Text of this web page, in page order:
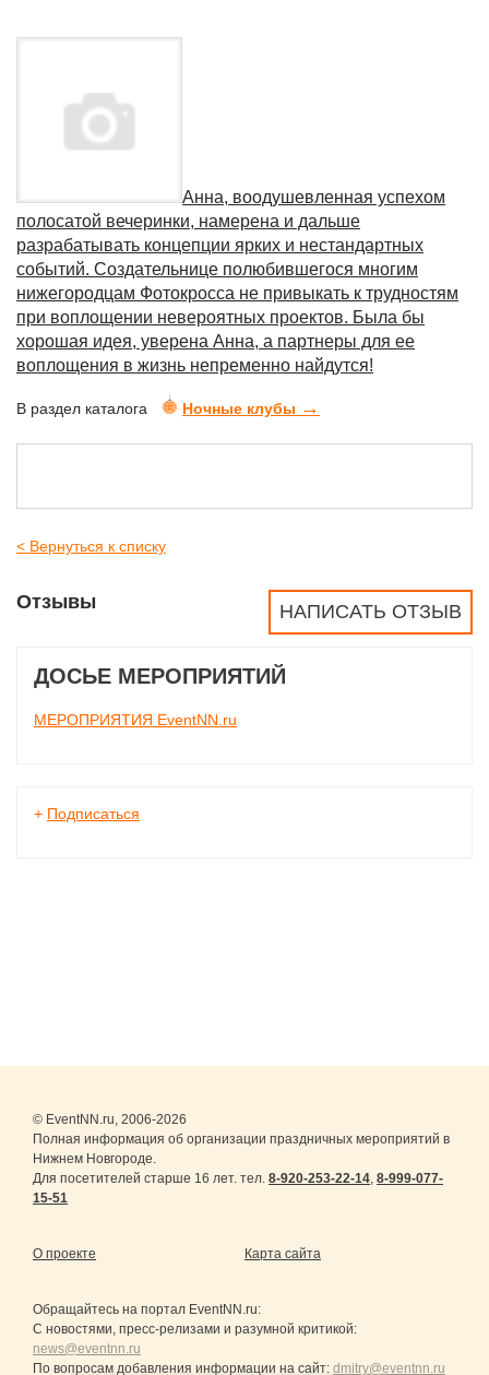
Анна, воодушевленная успехом
полосатой вечеринки, намерена и дальше
разрабатывать концепции ярких и нестандартных
событий. Создательнице полюбившегося многим
нижегородцам Фотокросса не привыкать к трудностям
при воплощении невероятных проектов. Была бы
хорошая идея, уверена Анна, а партнеры для ее
воплощения в жизнь непременно найдутся!
В раздел каталога Ночные клубы →
< Вернуться к списку
НАПИСАТЬ ОТЗЫВ
Отзывы
ДОСЬЕ МЕРОПРИЯТИЙ
МЕРОПРИЯТИЯ EventNN.ru
+ Подписаться
© EventNN.ru, 2006-2026
Полная информация об организации праздничных мероприятий в
Нижнем Новгороде.
Для посетителей старше 16 лет. тел. 8-920-253-22-14, 8-999-077-
15-51
О проекте Карта сайта
Обращайтесь на портал EventNN.ru:
С новостями, пресс-релизами и разумной критикой:
news@eventnn.ru
По вопросам добавления информации на сайт: dmitry@eventnn.ru